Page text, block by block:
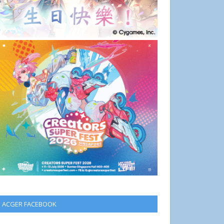
ACGER FACEBOOK